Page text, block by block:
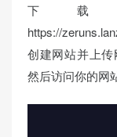
下载
https://
创建网站并上传
然后访问你的网